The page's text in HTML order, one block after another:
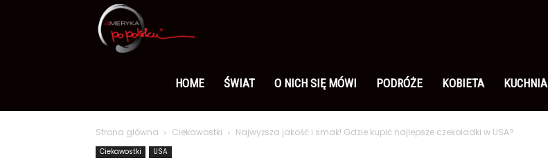
po
polsku
HOME ŚWIAT O NICH SIĘ MÓWI PODRÓŻE KOBIETA KUCHNIA
Strona główna Ciekawostki Najwyższa jakość i smak! Gdzie kupić najlepsze czekoladki w USA?
Ciekawostki USA